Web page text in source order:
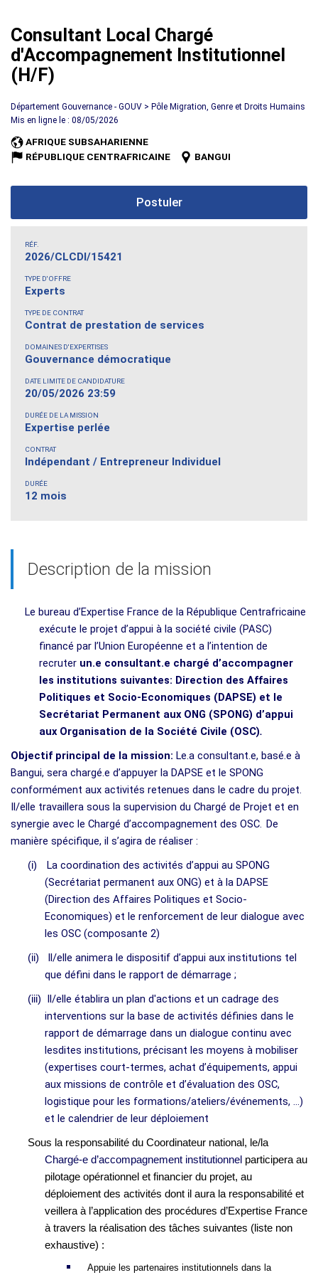
Consultant Local Chargé
d'Accompagnement Institutionnel
(H/F)
Département Gouvernance - GOUV > Pôle Migration, Genre et Droits Humains
Mis en ligne le : 08/05/2026
AFRIQUE SUBSAHARIENNE
RÉPUBLIQUE CENTRAFRICAINE
BANGUI
Postuler
RÉF.
2026/CLCDI/15421
TYPE D'OFFRE
Experts
TYPE DE CONTRAT
Contrat de prestation de services
DOMAINES D'EXPERTISES
Gouvernance démocratique
DATE LIMITE DE CANDIDATURE
20/05/2026 23:59
DURÉE DE LA MISSION
Expertise perlée
CONTRAT
Indépendant / Entrepreneur Individuel
DURÉE
12 mois
Description de la mission
Le bureau d’Expertise France de la République Centrafricaine
exécute le projet d’appui à la société civile (PASC)
financé par l’Union Européenne et a l’intention de
recruter un.e consultant.e chargé d’accompagner
les institutions suivantes: Direction des Affaires
Politiques et Socio-Economiques (DAPSE) et le
Secrétariat Permanent aux ONG (SPONG) d’appui
aux Organisation de la Société Civile (OSC).
Objectif principal de la mission: Le.a consultant.e, basé.e à
Bangui, sera chargé.e d’appuyer la DAPSE et le SPONG
conformément aux activités retenues dans le cadre du projet.
Il/elle travaillera sous la supervision du Chargé de Projet et en
synergie avec le Chargé d’accompagnement des OSC. De
manière spécifique, il s’agira de réaliser :
(i)
La coordination des activités d’appui au SPONG
(Secrétariat permanent aux ONG) et à la DAPSE
(Direction des Affaires Politiques et Socio-
Economiques) et le renforcement de leur dialogue avec
les OSC (composante 2)
(ii)
Il/elle animera le dispositif d’appui aux institutions tel
que défini dans le rapport de démarrage ;
(iii)
Il/elle établira un plan d'actions et un cadrage des
interventions sur la base de activités définies dans le
rapport de démarrage dans un dialogue continu avec
lesdites institutions, précisant les moyens à mobiliser
(expertises court-termes, achat d’équipements, appui
aux missions de contrôle et d’évaluation des OSC,
logistique pour les formations/ateliers/événements, …)
et le calendrier de leur déploiement
Sous la responsabilité du Coordinateur national, le/la
Chargé-e d’accompagnement institutionnel participera au
pilotage opérationnel et financier du projet, au
déploiement des activités dont il aura la responsabilité et
veillera à l’application des procédures d’Expertise France
à travers la réalisation des tâches suivantes (liste non
exhaustive) :
Appuie les partenaires institutionnels dans la